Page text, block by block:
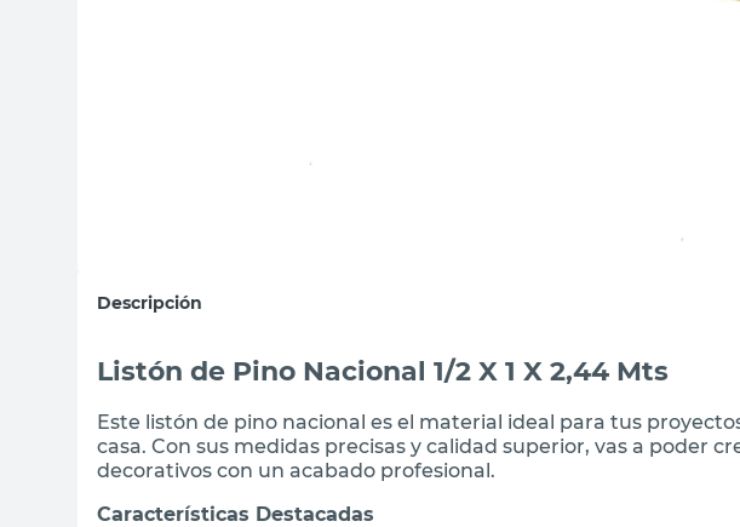
Descripción
Listón de Pino Nacional 1/2 X 1 X 2,44 Mts
Este listón de pino nacional es el material ideal para tus
casa. Con sus medidas precisas y calidad superior, vas a poder
decorativos con un acabado profesional.
Características Destacadas